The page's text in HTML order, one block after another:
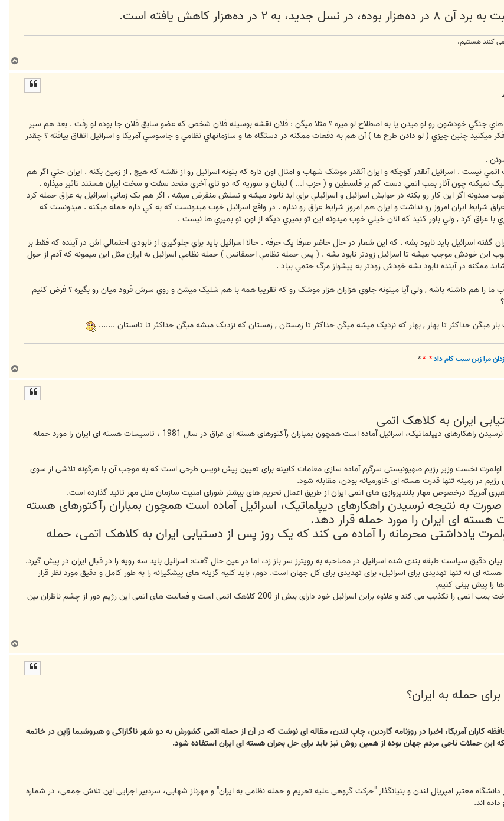
در ده‌هزار كاهش يافته است.
کنند هستیم.
ا
جنگي خودشون رو لو ميدن يا به اصطلاح لو ميره ؟ مثلا ميگن : فلان نقشه بوسيله فلان شخص که عضو سابق فلان جا بوده لو رفت . بعد هم سير
ميکنيد چنين چيزي ( لو دادن طرح ها ) آن هم به دفعات ممکنه در دستگاه ها و سازمانهاي نظامي و جاسوسي آمريکا و اسرائيل اتفاق بيافته ؟ چقدر
.
نيست . اسرائيل آنقدر کوچکه و ايران آنقدر موشک شهاب و امثال اون داره که بتونه اسرائيل رو از نقشه که هيچ , از زمين بکنه . ايران حتي اگر هم
نميکنه چون آثار بمب اتمي دست کم بر فلسطين و ( حزب ا... ) لبنان و سوريه که دو تاي آخري متحد سفت و سخت ايران هستند تاثير ميذاره .
ميدونه اگر اين کار رو بکنه در جوابش اسرائيل و اسرائيلي براي ابد نابود ميشه و نسلش منقرض ميشه . اگر هم يک زماني اسرائيل به عراق حمله کرد
شرايط ايران امروز رو نداشت و ايران هم امروز شرايط عراق رو نداره . در واقع اسرائيل خوب ميدونست که به کي داره حمله ميکنه . ميدونست که
با عراق کرد , ولي باور کنيد که الان خيلي خوب ميدونه اين تو بميري ديگه از اون تو بميري ها نيست .
گفته اسرائيل بايد نابود بشه . که اين شعار در حال حاضر صرفا يک حرفه . حالا اسرائيل بايد براي جلوگيري از نابودي احتمالي اش در آينده که فقط بر
اين خودش موجب ميشه تا اسرائيل زودتر نابود بشه . ( پس حمله نظامي احمقانس ) حمله نظامي اسرائيل به ايران مثل اين ميمونه که آدم از حول
ممکنه در آينده نابود بشه خودش زودتر به پيشواز مرگ حتمي بياد .
را هم داشته باشه , ولي آيا ميتونه جلوي هزاران هزار موشک رو که تقريبا همه با هم شليک ميشن و روي سرش فرود ميان رو بگيره ؟ فرض کنيم
ميگن حداکثر تا بهار , بهار که نزديک ميشه ميگن حداکثر تا زمستان , زمستان که نزديک ميشه ميگن حداکثر تا تابستان .......
مرا زين سبب کام داد* *
*
ا
ایران به کلاهک اتمی
اولمرت همچنین اظهار داشته: در صورت به نتیجه نرسیدن راهکارهای دیپلماتیک، اسرائیل آماده است همچون بمباران رآکتورهای هسته ای عراق در سال 1981 ، تاسیسات هسته ای ایران را مورد حمله
اولمرت نخست وزیر رژیم صهیونیستی سرگرم آماده سازی مقامات کابینه برای تعیین پیش نویس طرحی است که به موجب آن با هرگونه تلاشی از سوی
در زمینه تنها قدرت هسته ای خاورمیانه بودن، مقابله شود.
آمریکا درخصوص مهار بلندپروازی های اتمی ایران از طریق اعمال تحریم های بیشتر شورای امنیت سازمان ملل مهر تائید گذارده است.
به نتیجه نرسیدن راهکارهای دیپلماتیک، اسرائیل آماده است همچون بمباران رآکتورهای هسته
یادداشتی محرمانه را آماده می کند که یک روز پس از دستیابی ایران به کلاهک اتمی، حمله
بیان دقیق سیاست طبقه بندی شده اسرائیل در مصاحبه به رویترز سر باز زد، اما در عین حال گفت: اسرائیل باید سه رویه را در قبال ایران در پیش گیرد.
ای نه تنها تهدیدی برای اسرائیل، برای تهدیدی برای کل جهان است. دوم، باید کلیه گزینه های پیشگیرانه را به طور کامل و دقیق مورد نظر قرار
را پیش بینی کنیم.
این در حالی است که تهران هرگونه اقدام برای ساخت بمب اتمی را تکذیب می کند و علاوه براین اسرائیل خود دارای بیش از 200 کلاهک اتمی است و فعالیت های اتمی این رژیم دور از چشم ناظران بین
ا
حمله به ایران؟
کاران آمریکا، اخیرا در روزنامه گاردین، چاپ لندن، مقاله ای نوشت که در آن از حمله اتمی کشورش به دو شهر ناگازاکی و هیروشیما ژاپن در خاتمه
این حملات ناجی مردم جهان بوده از همین روش نیز باید برای حل بحران هسته ای ایران استفاده شود.
معتبر امپریال لندن و بنیانگذار "حرکت گروهی علیه تحریم و حمله نظامی به ایران" و مهرناز شهابی، سردبیر اجرایی این تلاش جمعی، در شماره